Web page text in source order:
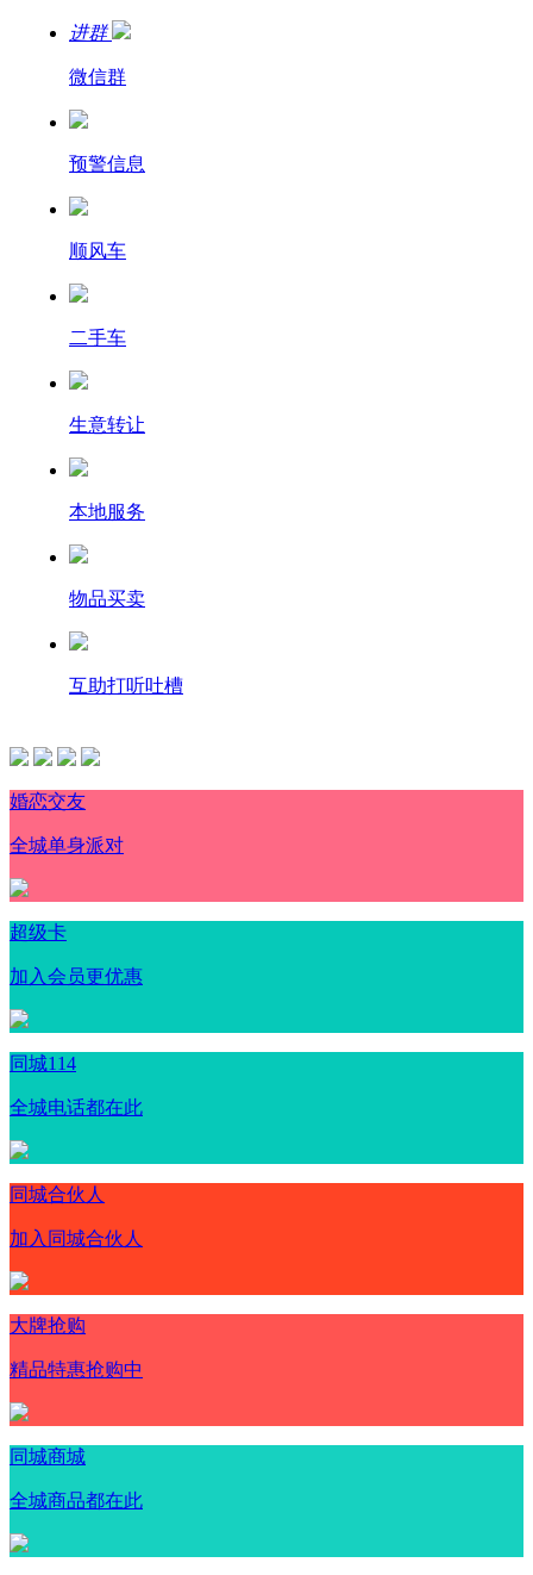
进群
微信群
预警信息
顺风车
二手车
生意转让
本地服务
物品买卖
互助打听吐槽
婚恋交友
全城单身派对
超级卡
加入会员更优惠
同城114
全城电话都在此
同城合伙人
加入同城合伙人
大牌抢购
精品特惠抢购中
同城商城
全城商品都在此